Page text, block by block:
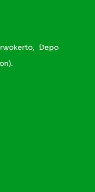
Depo